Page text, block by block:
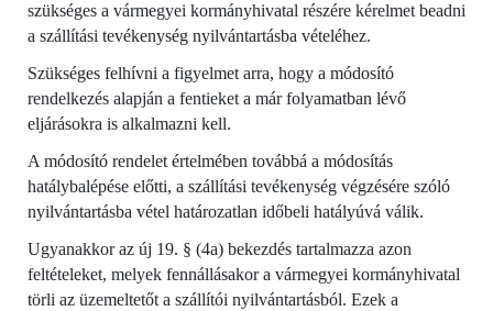
szükséges a vármegyei kormányhivatal részére kérelmet beadni
a szállítási tevékenység nyilvántartásba vételéhez.
Szükséges felhívni a figyelmet arra, hogy a módosító
rendelkezés alapján a fentieket a már folyamatban lévő
eljárásokra is alkalmazni kell.
A módosító rendelet értelmében továbbá a módosítás
hatálybalépése előtti, a szállítási tevékenység végzésére szóló
nyilvántartásba vétel határozatlan időbeli hatályúvá válik.
Ugyanakkor az új 19. § (4a) bekezdés tartalmazza azon
feltételeket, melyek fennállásakor a vármegyei kormányhivatal
törli az üzemeltetőt a szállítói nyilvántartásból. Ezek a